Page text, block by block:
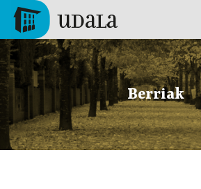
Skip to main content
Tolosa
Berriak